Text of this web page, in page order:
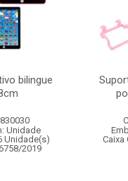
bilingue
Unidade
Unidade(s)
2019
Caixa